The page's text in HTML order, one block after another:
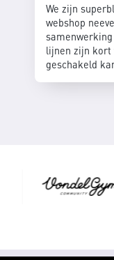
We zijn
webshop
lijnen zijn kort
geschakeld